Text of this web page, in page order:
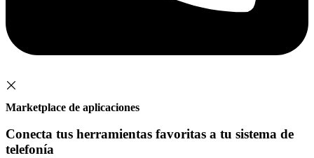
Marketplace de aplicaciones
Conecta tus herramientas favoritas a tu sistema de
telefonía